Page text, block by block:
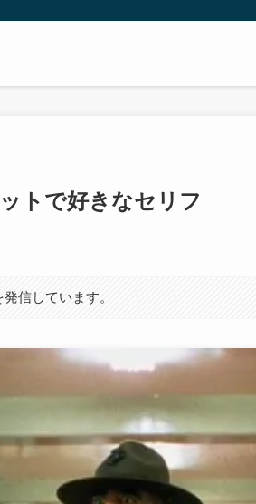
トで好きなセリフ
信しています。